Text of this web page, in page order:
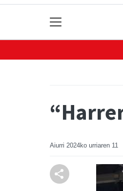
Aiurri 2024ko urriaren 11